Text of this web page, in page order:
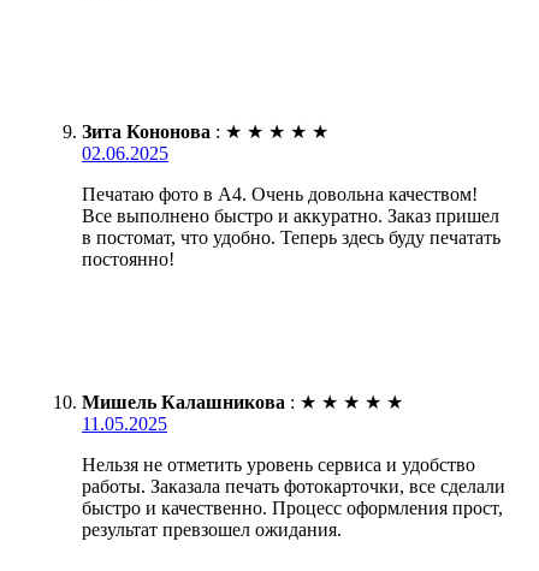
Зита Кононова : ★ ★ ★ ★ ★
02.06.2025
Печатаю фото в А4. Очень довольна качеством!
Все выполнено быстро и аккуратно. Заказ пришел
в постомат, что удобно. Теперь здесь буду печатать
постоянно!
Мишель Калашникова : ★ ★ ★ ★ ★
11.05.2025
Нельзя не отметить уровень сервиса и удобство
работы. Заказала печать фотокарточки, все сделали
быстро и качественно. Процесс оформления прост,
результат превзошел ожидания.